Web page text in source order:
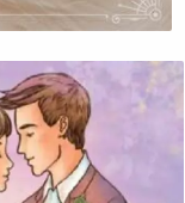
Венчание?